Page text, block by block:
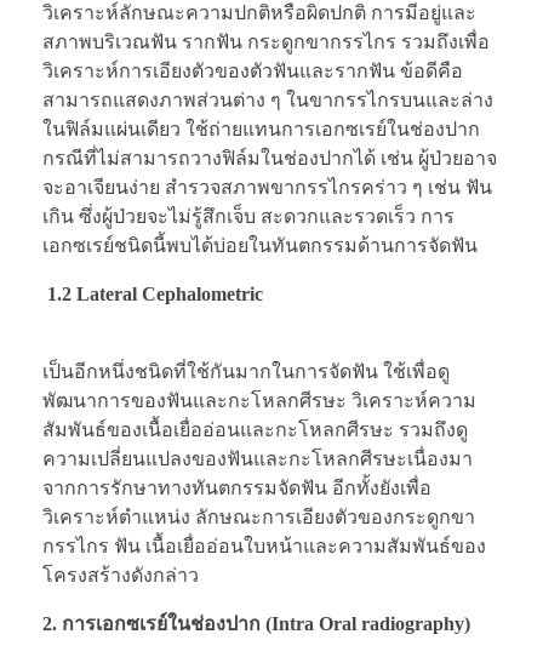
วิเคราะห์ลักษณะความปกติหรือผิดปกติ การมีอยู่และ
สภาพบริเวณฟัน รากฟัน กระดูกขากรรไกร รวมถึงเพื่อ
วิเคราะห์การเอียงตัวของตัวฟันและรากฟัน ข้อดีคือ
สามารถแสดงภาพส่วนต่าง ๆ ในขากรรไกรบนและล่าง
ในฟิล์มแผ่นเดียว ใช้ถ่ายแทนการเอกซเรย์ในช่องปาก
กรณีที่ไม่สามารถวางฟิล์มในช่องปากได้ เช่น ผู้ป่วยอาจ
จะอาเจียนง่าย สำรวจสภาพขากรรไกรคร่าว ๆ เช่น ฟัน
เกิน ซึ่งผู้ป่วยจะไม่รู้สึกเจ็บ สะดวกและรวดเร็ว การ
เอกซเรย์ชนิดนี้พบได้บ่อยในทันตกรรมด้านการจัดฟัน
1.2 Lateral Cephalometric
เป็นอีกหนึ่งชนิดที่ใช้กันมากในการจัดฟัน ใช้เพื่อดู
พัฒนาการของฟันและกะโหลกศีรษะ วิเคราะห์ความ
สัมพันธ์ของเนื้อเยื่ออ่อนและกะโหลกศีรษะ รวมถึงดู
ความเปลี่ยนแปลงของฟันและกะโหลกศีรษะเนื่องมา
จากการรักษาทางทันตกรรมจัดฟัน อีกทั้งยังเพื่อ
วิเคราะห์ตำแหน่ง ลักษณะการเอียงตัวของกระดูกขา
กรรไกร ฟัน เนื้อเยื่ออ่อนใบหน้าและความสัมพันธ์ของ
โครงสร้างดังกล่าว
2. การเอกซเรย์ในช่องปาก (Intra Oral radiography)